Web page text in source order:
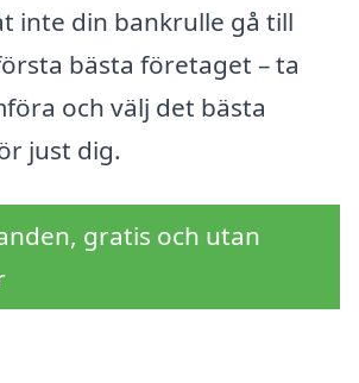
inte din bankrulle gå till
bästa företaget – ta
och välj det bästa
just dig.
gratis och utan